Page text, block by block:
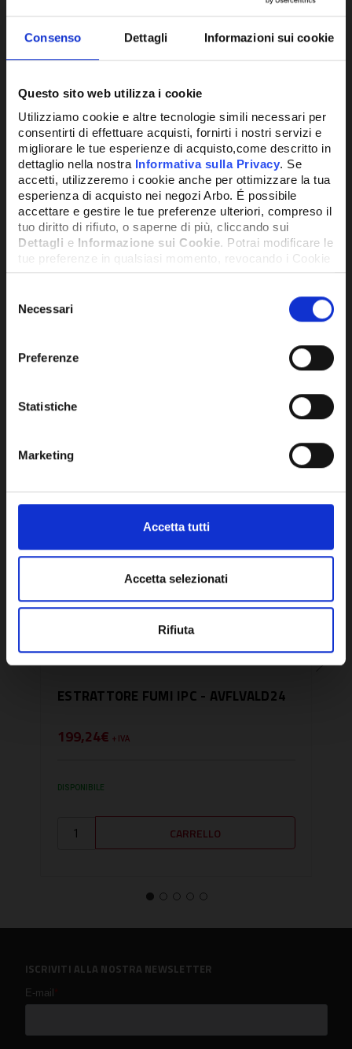
Consenso Dettagli Informazioni sui cookie
Questo sito web utilizza i cookie
Utilizziamo cookie e altre tecnologie simili necessari per
consentirti di effettuare acquisti, fornirti i nostri servizi e
migliorare le tue esperienze di acquisto,come descritto in
dettaglio nella nostra Informativa sulla Privacy. Se
accetti, utilizzeremo i cookie anche per ottimizzare la tua
esperienza di acquisto nei negozi Arbo. É possibile
accettare e gestire le tue preferenze ulteriori, compreso il
tuo diritto di rifiuto, o saperne di più, cliccando sui
Dettagli e Informazione sui Cookie. Potrai modificare le
tue preferenze in qualsiasi momento, revocando i Cookie
precedentemente autorizzati, direttamente dalle
delNecessari
Preferenze
Statistiche
Marketing
Accetta tutti
Accetta selezionati
Rifiuta
ESTRATTORE FUMI 2400 RPM CON
CABLAGGIO
202,15€+ IVA
DISPONIBILE
Potrebbe anche interessarti
ESTRATTORE FUMI IPC - AVFLVALD24
199,24€ + IVA
DISPONIBILE
ISCRIVITI ALLA NOSTRA NEWSLETTER